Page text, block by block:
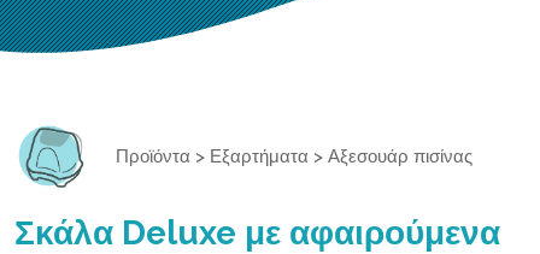
Προϊόντα > Εξαρτήματα > Αξεσουάρ πισίνας
Σκάλα Deluxe με αφαιρούμενα